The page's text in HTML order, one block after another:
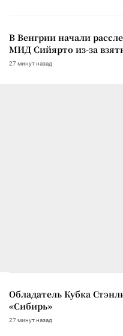
В Венгрии начали
МИД Сийярто из-за
27 минут назад
Обладатель Кубка
«Сибирь»
27 минут назад